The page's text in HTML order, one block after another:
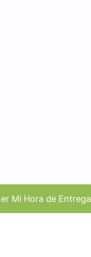
Mi Hora de Entrega